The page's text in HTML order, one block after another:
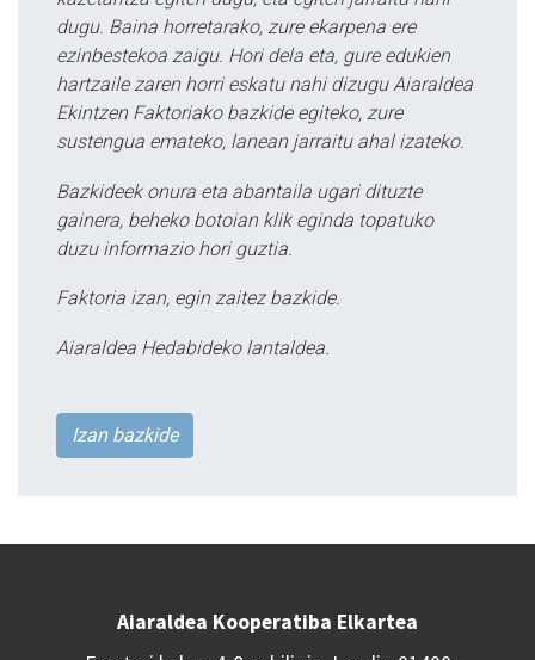
dugu. Baina horretarako, zure ekarpena ere
ezinbestekoa zaigu. Hori dela eta, gure edukien
hartzaile zaren horri eskatu nahi dizugu Aiaraldea
Ekintzen Faktoriako bazkide egiteko, zure
sustengua emateko, lanean jarraitu ahal izateko.
Bazkideek onura eta abantaila ugari dituzte
gainera, beheko botoian klik eginda topatuko
duzu informazio hori guztia.
Faktoria izan, egin zaitez bazkide.
Aiaraldea Hedabideko lantaldea.
Izan bazkide
Aiaraldea Kooperatiba Elkartea